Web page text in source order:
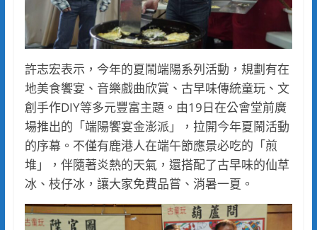
許志宏表示，今年的夏鬧端陽系列活動，規劃有在
地美食饗宴、音樂戲曲欣賞、古早味傳統童玩、文
創手作DIY等多元豐富主題。由19日在公會堂前廣
場推出的「端陽饗宴金澎派」，拉開今年夏鬧活動
的序幕。不僅有鹿港人在端午節應景必吃的「煎
堆」，伴隨著炎熱的天氣，還搭配了古早味的仙草
冰、枝仔冰，讓大家免費品嘗、消暑一夏。